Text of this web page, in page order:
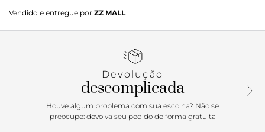
rasteiro, palmilha com formato anatômico e gravação do
nome da marca. Possui solado flatform, base
fina que divide os dedos, estilo dedeira, com aplicação de
grossas cruzadas na parte superior do pé, que seguem e
cruzam novamente no calcanhar e contornam o tornozelo,
fechando em fivela metálica lateral.
Vendido e entregue por ZZ MALL
Devolução
descomplicada
Houve algum problema com sua escolha? Não se
preocupe: devolva seu pedido de forma gratuita